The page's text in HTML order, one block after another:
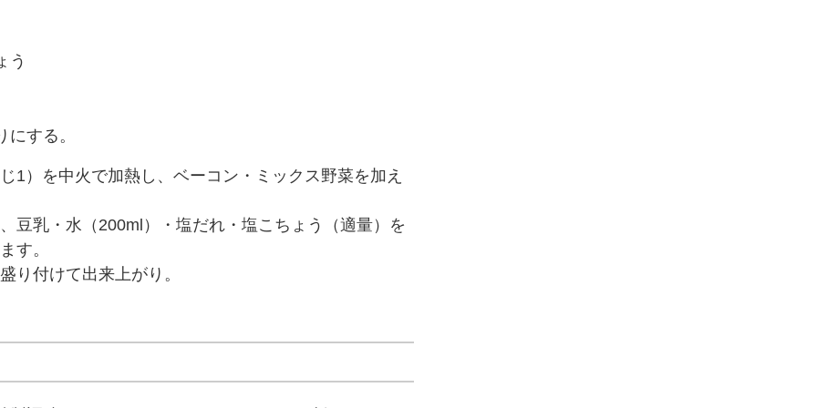
う
する。
1）を中火で加熱し、ベーコン・ミックス野菜を加え
豆乳・水（200ml）・塩だれ・塩こちょう（適量）を
す。
り付けて出来上がり。